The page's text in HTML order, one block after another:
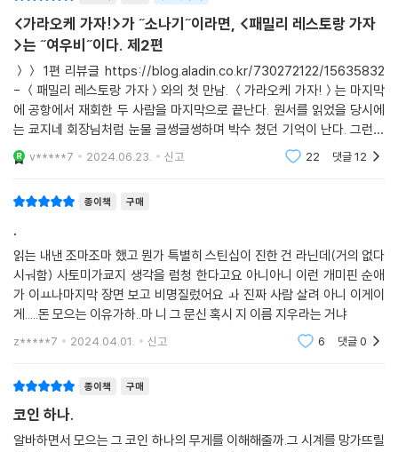
『빠졌어, 너에게』 『여학교의 별』 『가라오케 가자!』에 이은 새로운 신작 『패
밀리 레스토랑 가자.』의 일본 현지 출간 소식이 알려졌을 때부터 한국에도
정식 출간 문의가 쇄도했다. 민음사에서 출간하는 문학잡지 『릿터』에서도
와야마 야마 작품의 베스트셀러 원인을 분석하는 등, 한국에서의 인기와
주목도는 일본만화가 중에서도 단연 압도적이다. 그런 그가 『패밀리 레스
토랑 가자.』 上권의 한국 출간을 기념하여 4월 초 한국에 방문한다. 인터뷰
를 비롯해 독자와 만나는 사인회 등을 소화하며 그간 보내준 사랑에 보답
하는 시간을 가질 예정이다.
사토미의 행복을 생각하며 그렸다는 『패밀리 레스토랑 가자.』에서는 와야
마 야마의 특기이자 그만이 발휘할 수 있는 관계의 미묘함이 유감없이 그
려진다. 선을 넘어서 깊어진 어떤 관계와 그 관계 속에서 발아되는 감정은
우정이나 사랑이라는 단어 안으로 포섭되지 않는다. 이 미묘함 덕분에 『가
라오케 가자!』를 브로맨스로 읽는 독자도 있고, 청소년만화 혹은 개그만화
로 보는 독자도 있다. 어느 뜨거웠던 여름 함께 가라오케를 드나들다가, 4
년 후 도쿄라는 대도시에서 다시 만난 40대 야쿠자와 법학부 대학생. 무엇
지만 와야마 야마가 그리는 이 기묘하고 복잡한 관계에 이름을 붙일 수 없
어서 기쁘다.
<가라오케 가자!>가 ˝소나기˝이라면, <패밀리 레스토랑 가자
>는 ˝여우비˝이다. 제2편
＞＞ 1편 리뷰글 https://blog.aladin.co.kr/730272122/15635832
- ＜패밀리 레스토랑 가자＞와의 첫 만남. ＜가라오케 가자!＞는 마지막
에 공항에서 재회한 두 사람을 마지막으로 끝난다. 원서를 읽었을 당시에
는 쿄지네 회장님처럼 눈물 글썽글썽하며 박수 쳤던 기억이 난다. 그런데
뒤이어 일본 현지에서 ＜가라오케 가자!＞의 후속작인 ＜패밀리 레스토
랑 가자
v*****7 2024.06.23. 신고 22 댓글12
종이책 구매
.
읽는 내낸 조마조마 했고 뭔가 특별히 스틴십이 진한 건 라닌데(거의 없다
시ㅝ함) 사토미가쿄지 생각을 럼청 한다고요 아니아니 이런 개미핀 순애
가 이ㅛ나마지막 장면 보고 비명질렀어요 ㅘ 진짜 사람 살려 아니 이게이
게.....돈 모으는 이유가하..마 니 그 문신 혹시 지 이름 지우라는 거냐
z*****7 2024.04.01. 신고 6 댓글0
종이책 구매
코인 하나.
알바하면서 모으는 그 코인 하나의 무게를 이해해줄까.그 시계를 망가뜨릴